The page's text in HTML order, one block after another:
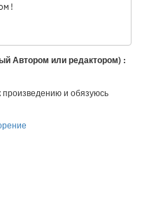
Автором или редактором) :
и обязуюсь